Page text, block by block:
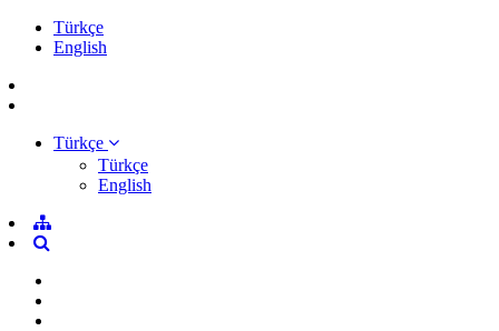
Türkçe
English
Türkçe
Türkçe
English